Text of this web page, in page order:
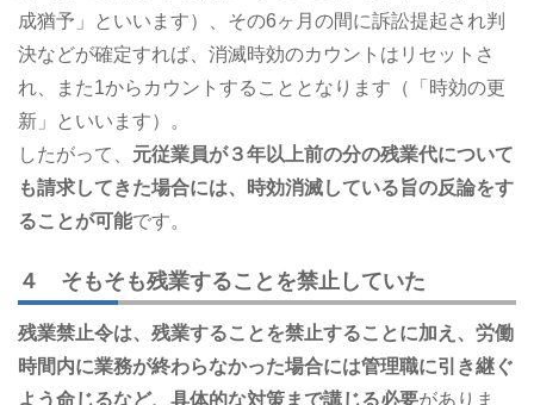
成猶予」といいます）、その6ヶ月の間に訴訟提起され判
決などが確定すれば、消滅時効のカウントはリセットさ
れ、また1からカウントすることとなります（「時効の更
新」といいます）。
したがって、 元従業員が３年以上前の分の残業代について
も請求してきた場合には、時効消滅している旨の反論をす
ることが可能です。
４ そもそも残業することを禁止していた
残業禁止令は、残業することを禁止することに加え、労働
時間内に業務が終わらなかった場合には管理職に引き継ぐ
よう命じるなど、具体的な対策まで講じる必要がありま